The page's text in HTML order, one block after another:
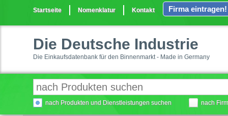
Startseite Nomenklatur Kontakt Firma eintragen!
Die Deutsche Industrie
Die Einkaufsdatenbank für den Binnenmarkt - Made in Germany
nach Produkten und Dienstleistungen suchen nach